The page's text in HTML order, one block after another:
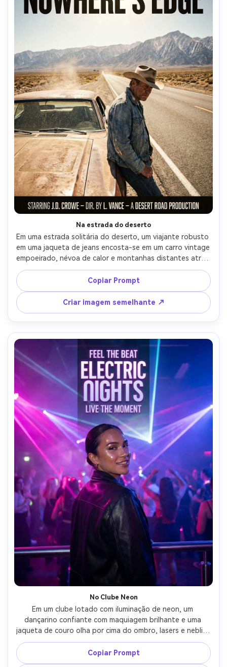
Na estrada do deserto
Em uma estrada solitária do deserto, um viajante robusto
em uma jaqueta de jeans encosta-se em um carro vintage
empoeirado, névoa de calor e montanhas distantes atrás,
sol severo do meio-dia com forte contraste, estilo de
cartaz de thriller-road-movie com grande título no topo e
créditos de faturamento na parte inferior, Canon R5, 24-
70mm a 35mm f/4, tiro de herói largo, humor gritty,
textura realista de pele e pele, alta resolução, margens
limpas-AR 4:5
Copiar Prompt
Criar imagem semelhante ↗
No Clube Neon
Em um clube lotado com iluminação de neon, um
dançarino confiante com maquiagem brilhante e uma
jaqueta de couro olha por cima do ombro, lasers e neblina
ao fundo, iluminação magenta e azul saturada, layout de
pôster de streaming cinematográfico com área de título
em negrito e pequenos slogans, Sony A1, 35mm f/1.8,
Copiar Prompt